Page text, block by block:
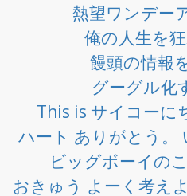
熱望ワンデー
俺の人生を
饅頭の情報
グーグル化
This is サイコーに
ハート ありがとう。
ビッグボーイの
おきゅう よーく考え